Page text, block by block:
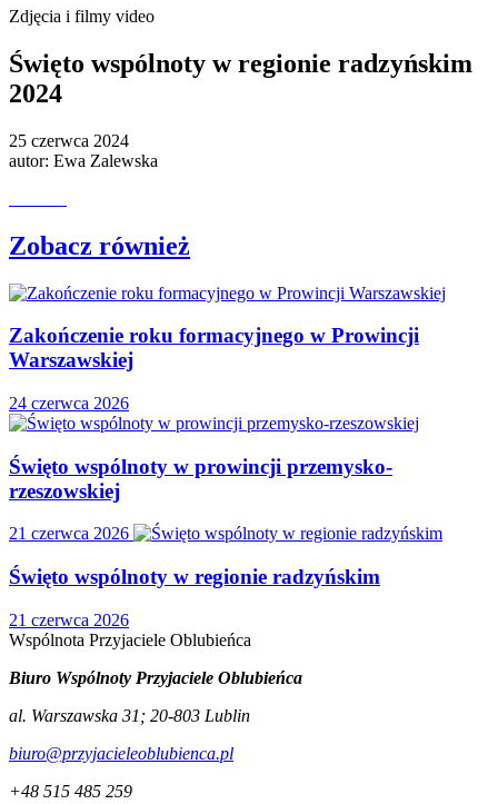
Zdjęcia i filmy video
Święto wspólnoty w regionie radzyńskim
2024
25 czerwca 2024
autor: Ewa Zalewska
Zobacz również
Zakończenie roku formacyjnego w Prowincji
Warszawskiej
24 czerwca 2026
Święto wspólnoty w prowincji przemysko-
rzeszowskiej
21 czerwca 2026
Święto wspólnoty w regionie radzyńskim
21 czerwca 2026
Wspólnota Przyjaciele Oblubieńca
Biuro Wspólnoty Przyjaciele Oblubieńca
al. Warszawska 31 ; 20-803 Lublin
biuro@przyjacieleoblubienca.pl
+48 515 485 259